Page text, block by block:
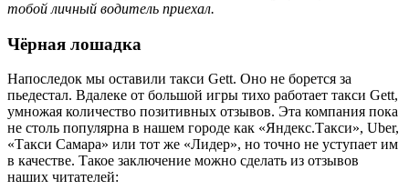
тобой личный водитель приехал.
Чёрная лошадка
Напоследок мы оставили такси Gett. Оно не борется за
пьедестал. Вдалеке от большой игры тихо работает такси Gett,
умножая количество позитивных отзывов. Эта компания пока
не столь популярна в нашем городе как «Яндекс.Такси», Uber,
«Такси Самара» или тот же «Лидер», но точно не уступает им
в качестве. Такое заключение можно сделать из отзывов
наших читателей: